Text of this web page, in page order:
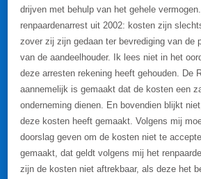
drijven met behulp van het gehele
renpaardenarrest uit 2002: kosten zijn
zover zij zijn gedaan ter bevrediging van de
van de aandeelhouder. Ik lees niet in het
deze arresten rekening heeft gehouden. De
aannemelijk is gemaakt dat de kosten een
onderneming dienen. En bovendien blijkt
deze kosten heeft gemaakt. Volgens mij
doorslag geven om de kosten niet te
gemaakt, dat geldt volgens mij het
zijn de kosten niet aftrekbaar, als deze het